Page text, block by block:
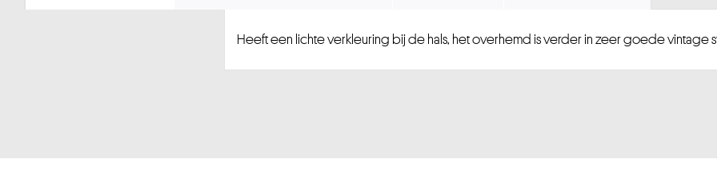
Heeft een lichte verkleuring bij de hals, het overhemd is verder in zeer goede vintage